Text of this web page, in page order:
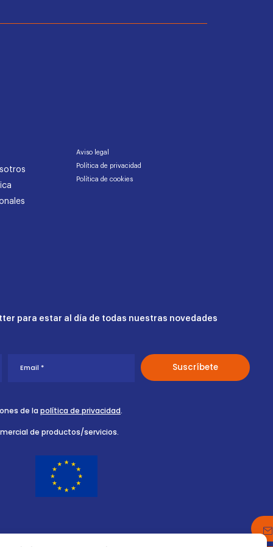
Aviso legal
Política de privacidad
Política de cookies
para estar al día de todas nuestras novedades
de la política de privacidad.
de productos/servicios.